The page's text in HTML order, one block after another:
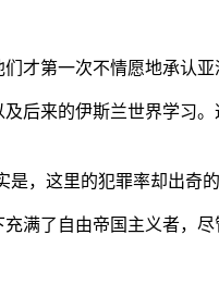
才第一次不情愿地承认亚
后来的伊斯兰世界学习
，这里的犯罪率却出奇
满了自由帝国主义者，